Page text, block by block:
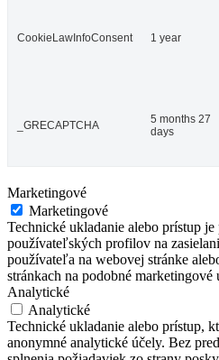
CookieLawInfoConsent 1 year
_GRECAPTCHA
5 months 27
days
Marketingové
Marketingové
Technické ukladanie alebo prístup
používateľských profilov na
používateľa na webovej stránke
stránkach na podobné marketingové
Analytické
Analytické
Technické ukladanie alebo prístup,
anonymné analytické účely. Bez